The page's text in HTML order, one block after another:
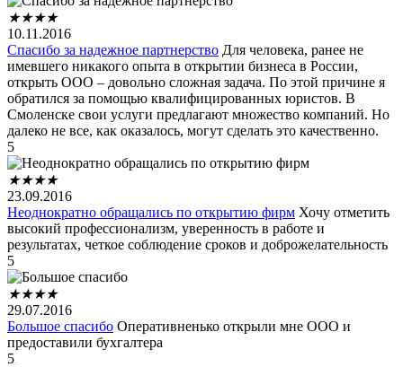
★★★★
10.11.2016
Спасибо за надежное партнерство Для человека, ранее не
имевшего никакого опыта в открытии бизнеса в России,
открыть ООО – довольно сложная задача. По этой причине я
обратился за помощью квалифицированных юристов. В
Смоленске свои услуги предлагают множество компаний. Но
далеко не все, как оказалось, могут сделать это качественно.
5
★★★★
23.09.2016
Неоднократно обращались по открытию фирм Хочу отметить
высокий профессионализм, уверенность в работе и
результатах, четкое соблюдение сроков и доброжелательность
5
★★★★
29.07.2016
Большое спасибо Оперативненько открыли мне ООО и
предоставили бухгалтера
5